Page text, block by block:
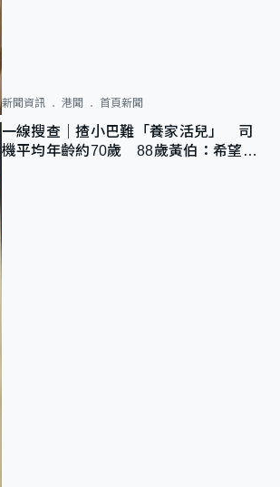
新聞資訊 港聞 首頁新聞
一線搜查｜揸小巴難「養家活兒」 司
機平均年齡約70歲 88歲黃伯：希望一